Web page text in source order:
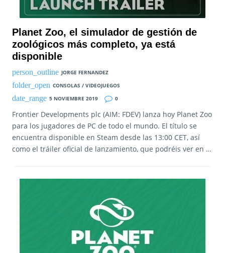
Planet Zoo, el simulador de gestión de
zoológicos más completo, ya está
disponible
JORGE FERNANDEZ
CONSOLAS / VIDEOJUEGOS
5 NOVIEMBRE 2019
0
Frontier Developments plc (AIM: FDEV) lanza hoy Planet Zoo
para los jugadores de PC de todo el mundo. El título se
encuentra disponible en Steam desde las 13:00 CET, así
como el tráiler oficial de lanzamiento, que podréis ver en …